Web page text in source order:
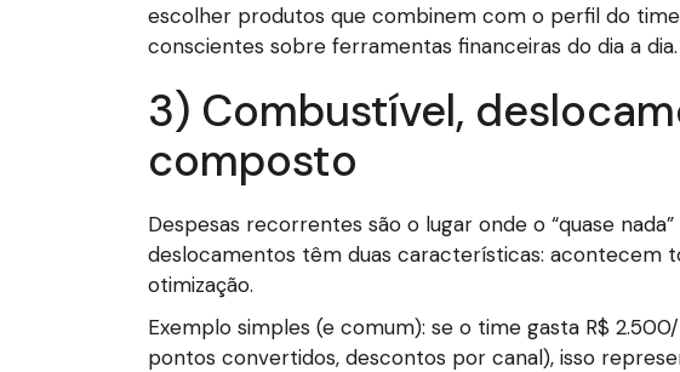
escolher produtos que combinem com o perfil do
conscientes sobre ferramentas financeiras do dia a dia.
3) Combustível,
composto
Despesas recorrentes são o lugar onde o “quase
deslocamentos têm duas características: acontecem
otimização.
Exemplo simples (e comum): se o time gasta R$
pontos convertidos, descontos por canal), isso